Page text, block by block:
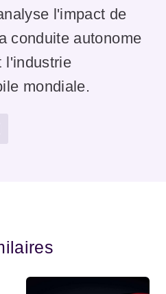
l'impact de
conduite autonome
l'industrie
mondiale.